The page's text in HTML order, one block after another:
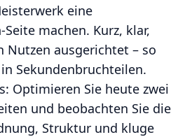
eine
machen. Kurz, klar,
Nutzen ausgerichtet – so
Sekundenbruchteilen.
Optimieren Sie heute zwei
und beobachten Sie die
Struktur und kluge